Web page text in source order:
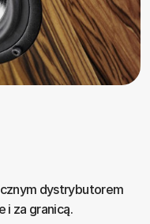
dystrybutorem
i za granicą.